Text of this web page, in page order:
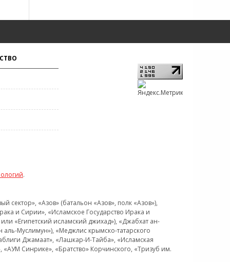
.
«Азов» (батальон «Азов», полк «Азов»),
и Сирии», «Исламское Государство Ирака и
«Египетский исламский джихад»), «Джабхат ан-
Муслимун»), «Меджлис крымско-татарского
Джамаат», «Лашкар-И-Тайба», «Исламская
Синрике», «Братство» Корчинского, «Тризуб им.